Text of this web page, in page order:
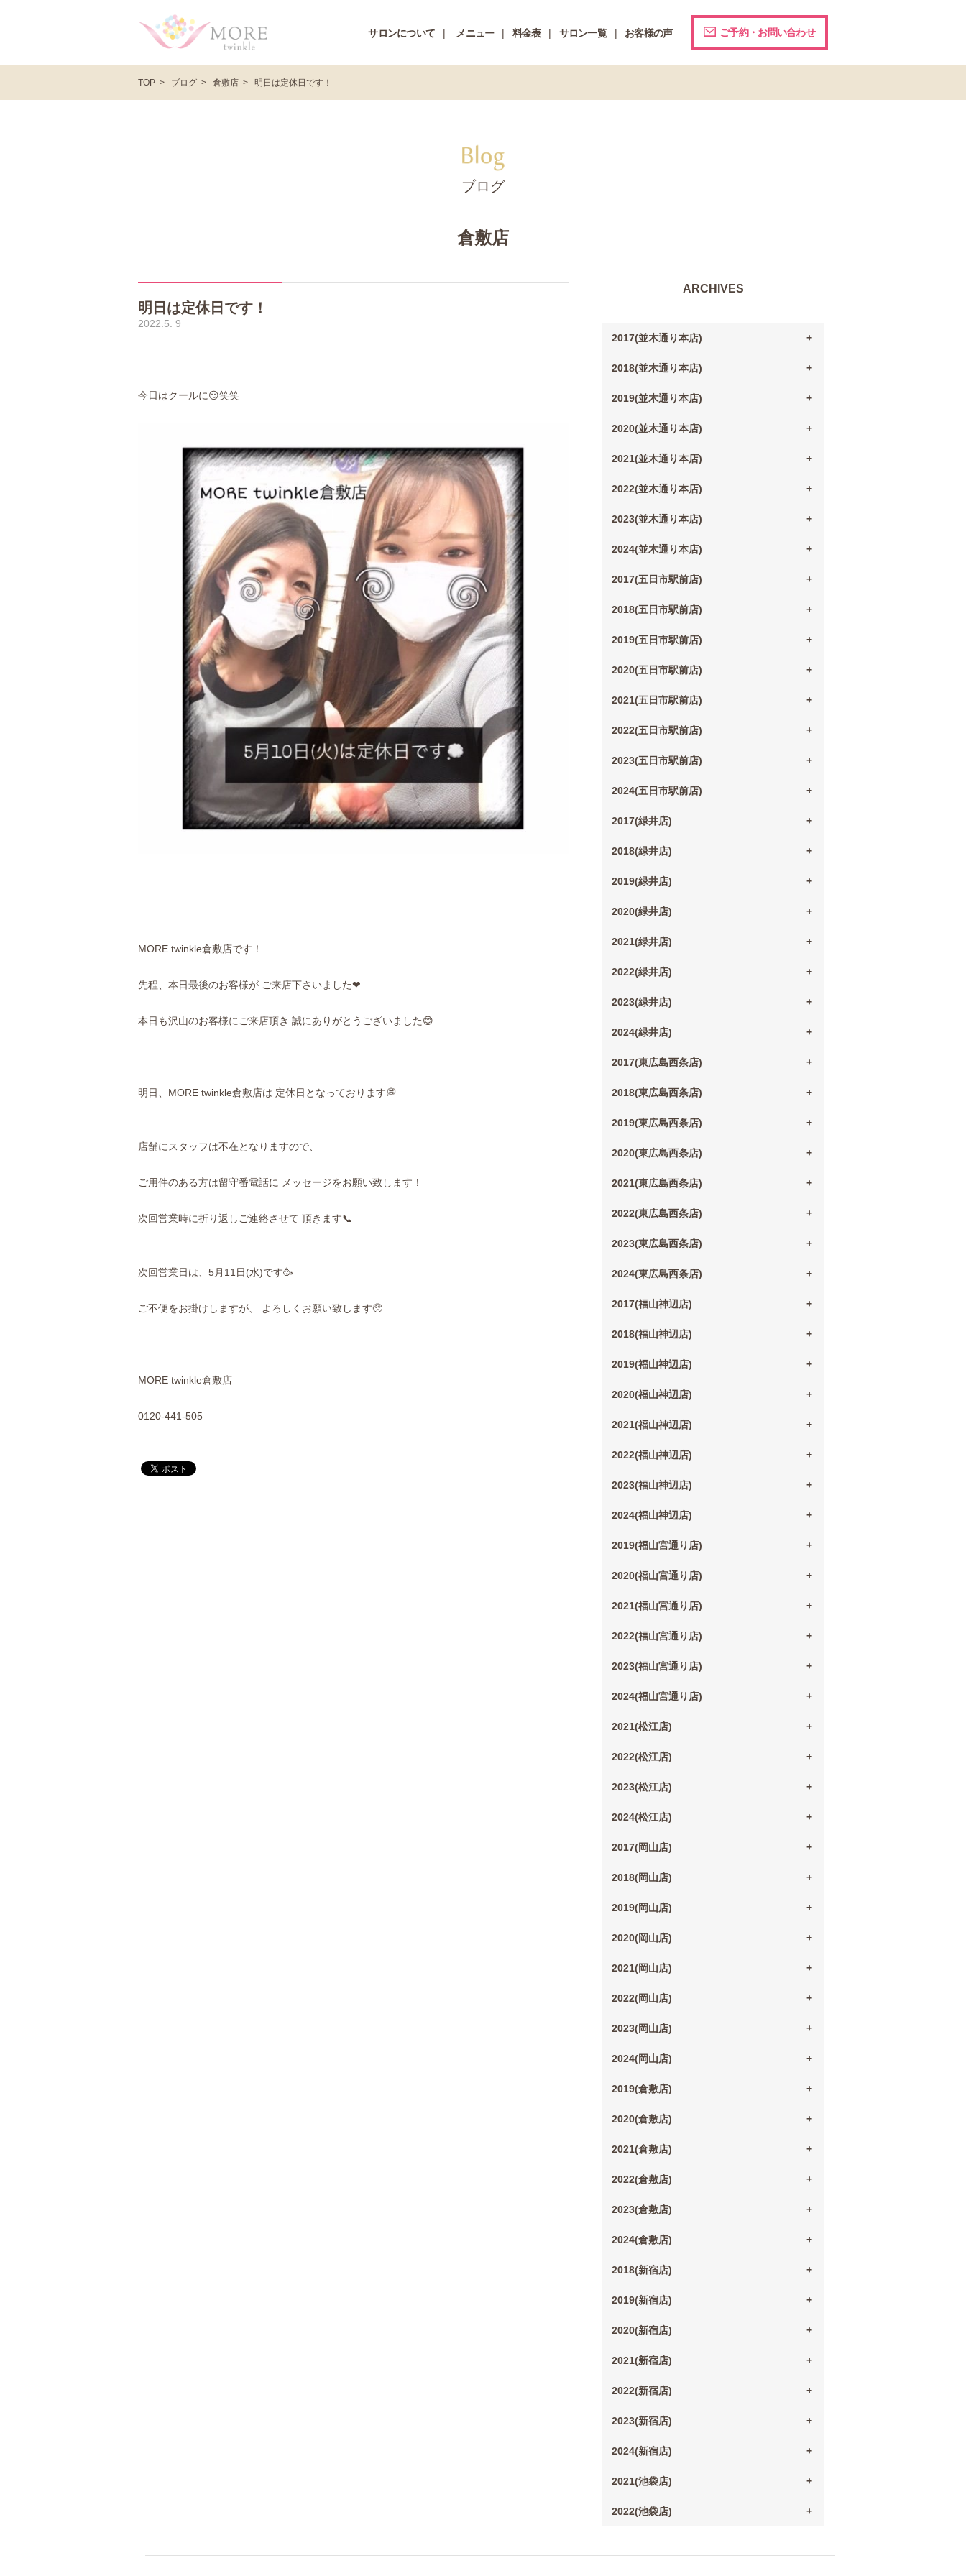
サロンについて メニュー 料金表 サロン一覧 お客様の声 ご予約・お問い合わせ
TOP ブログ 倉敷店 明日は定休日です！
ブログ
倉敷店
明日は定休日です！
2022.5. 9
今日はクールに😏笑笑
MORE twinkle倉敷店です！
先程、本日最後のお客様が ご来店下さいました❤︎
本日も沢山のお客様にご来店頂き 誠にありがとうございました😊
明日、MORE twinkle倉敷店は 定休日となっております💭
店舗にスタッフは不在となりますので、
ご用件のある方は留守番電話に メッセージをお願い致します！
次回営業時に折り返しご連絡させて 頂きます📞
次回営業日は、5月11日(水)です🥳
ご不便をお掛けしますが、 よろしくお願い致します🥺
MORE twinkle倉敷店
0120-441-505
ARCHIVES
2017(並木通り本店)
2018(並木通り本店)
2019(並木通り本店)
2020(並木通り本店)
2021(並木通り本店)
2022(並木通り本店)
2023(並木通り本店)
2024(並木通り本店)
2017(五日市駅前店)
2018(五日市駅前店)
2019(五日市駅前店)
2020(五日市駅前店)
2021(五日市駅前店)
2022(五日市駅前店)
2023(五日市駅前店)
2024(五日市駅前店)
2017(緑井店)
2018(緑井店)
2019(緑井店)
2020(緑井店)
2021(緑井店)
2022(緑井店)
2023(緑井店)
2024(緑井店)
2017(東広島西条店)
2018(東広島西条店)
2019(東広島西条店)
2020(東広島西条店)
2021(東広島西条店)
2022(東広島西条店)
2023(東広島西条店)
2024(東広島西条店)
2017(福山神辺店)
2018(福山神辺店)
2019(福山神辺店)
2020(福山神辺店)
2021(福山神辺店)
2022(福山神辺店)
2023(福山神辺店)
2024(福山神辺店)
2019(福山宮通り店)
2020(福山宮通り店)
2021(福山宮通り店)
2022(福山宮通り店)
2023(福山宮通り店)
2024(福山宮通り店)
2021(松江店)
2022(松江店)
2023(松江店)
2024(松江店)
2017(岡山店)
2018(岡山店)
2019(岡山店)
2020(岡山店)
2021(岡山店)
2022(岡山店)
2023(岡山店)
2024(岡山店)
2019(倉敷店)
2020(倉敷店)
2021(倉敷店)
2022(倉敷店)
2023(倉敷店)
2024(倉敷店)
2018(新宿店)
2019(新宿店)
2020(新宿店)
2021(新宿店)
2022(新宿店)
2023(新宿店)
2024(新宿店)
2021(池袋店)
2022(池袋店)